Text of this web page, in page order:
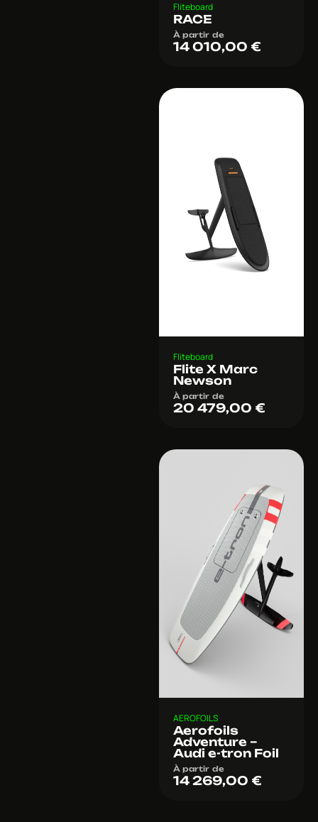
Fliteboard
RACE
À partir de
14 010,00 €
Fliteboard
Flite X Marc
Newson
À partir de
20 479,00 €
AEROFOILS
Aerofoils
Adventure –
Audi e-tron Foil
À partir de
14 269,00 €